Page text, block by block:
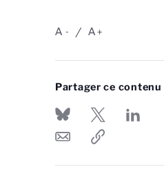
-
A +
A
Partager ce contenu